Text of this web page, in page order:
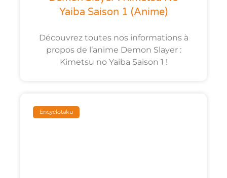
Yaiba Saison 1 (anime)
Découvrez toutes nos informations à
propos de l’anime Demon Slayer :
Kimetsu no Yaiba Saison 1 !
Encyclotaku